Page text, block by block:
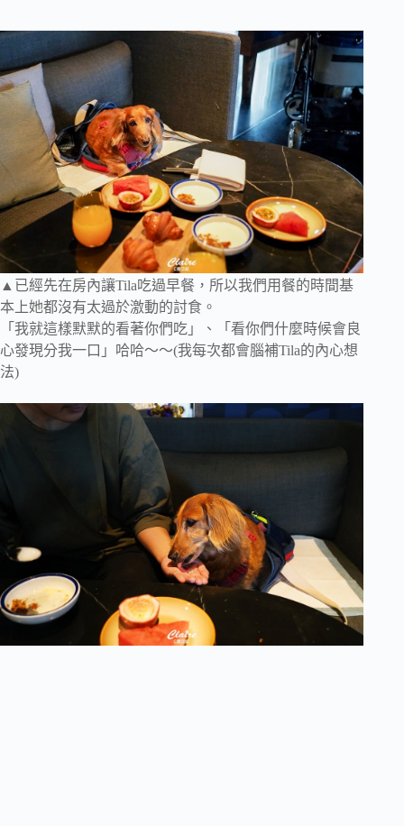
▲已經先在房內讓Tila吃過早餐，所以我們用餐的時間基
本上她都沒有太過於激動的討食。
「我就這樣默默的看著你們吃」、「看你們什麼時候會良
心發現分我一口」哈哈～～(我每次都會腦補Tila的內心想
法)